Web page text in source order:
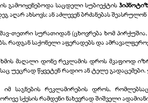
გამოიყენებოდა საცდელი სუბიექტის
ახსოვს; ან აძლევენ ბრძანებას
თეთრი სურათიდან (ცხოვრება ხომ
რადგან საქონელი აფერადებს და
ხმის მაღალი დონე რეკლამის დროს მკაფიოდ
უეცრად წყვეტენ რადიო ან ტელე გადაცემები.
იმ საგნების რეკლამირების დროს,
სქესის რამდენი ნახევრად შიშველი